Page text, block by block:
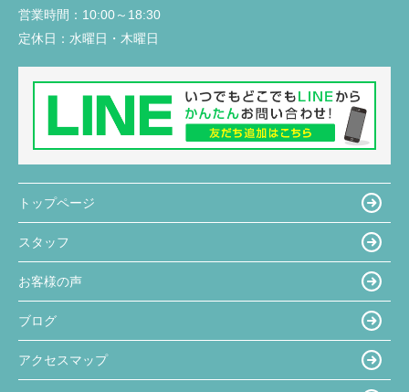
営業時間： 10:00～18:30
定休日： 水曜日・木曜日
トップページ
スタッフ
お客様の声
ブログ
アクセスマップ